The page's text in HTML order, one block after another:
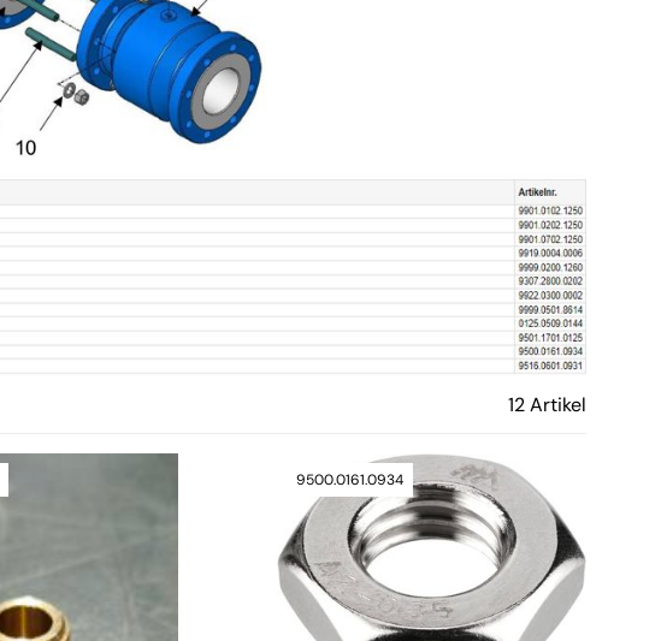
12 Artikel
9500.0161.0934